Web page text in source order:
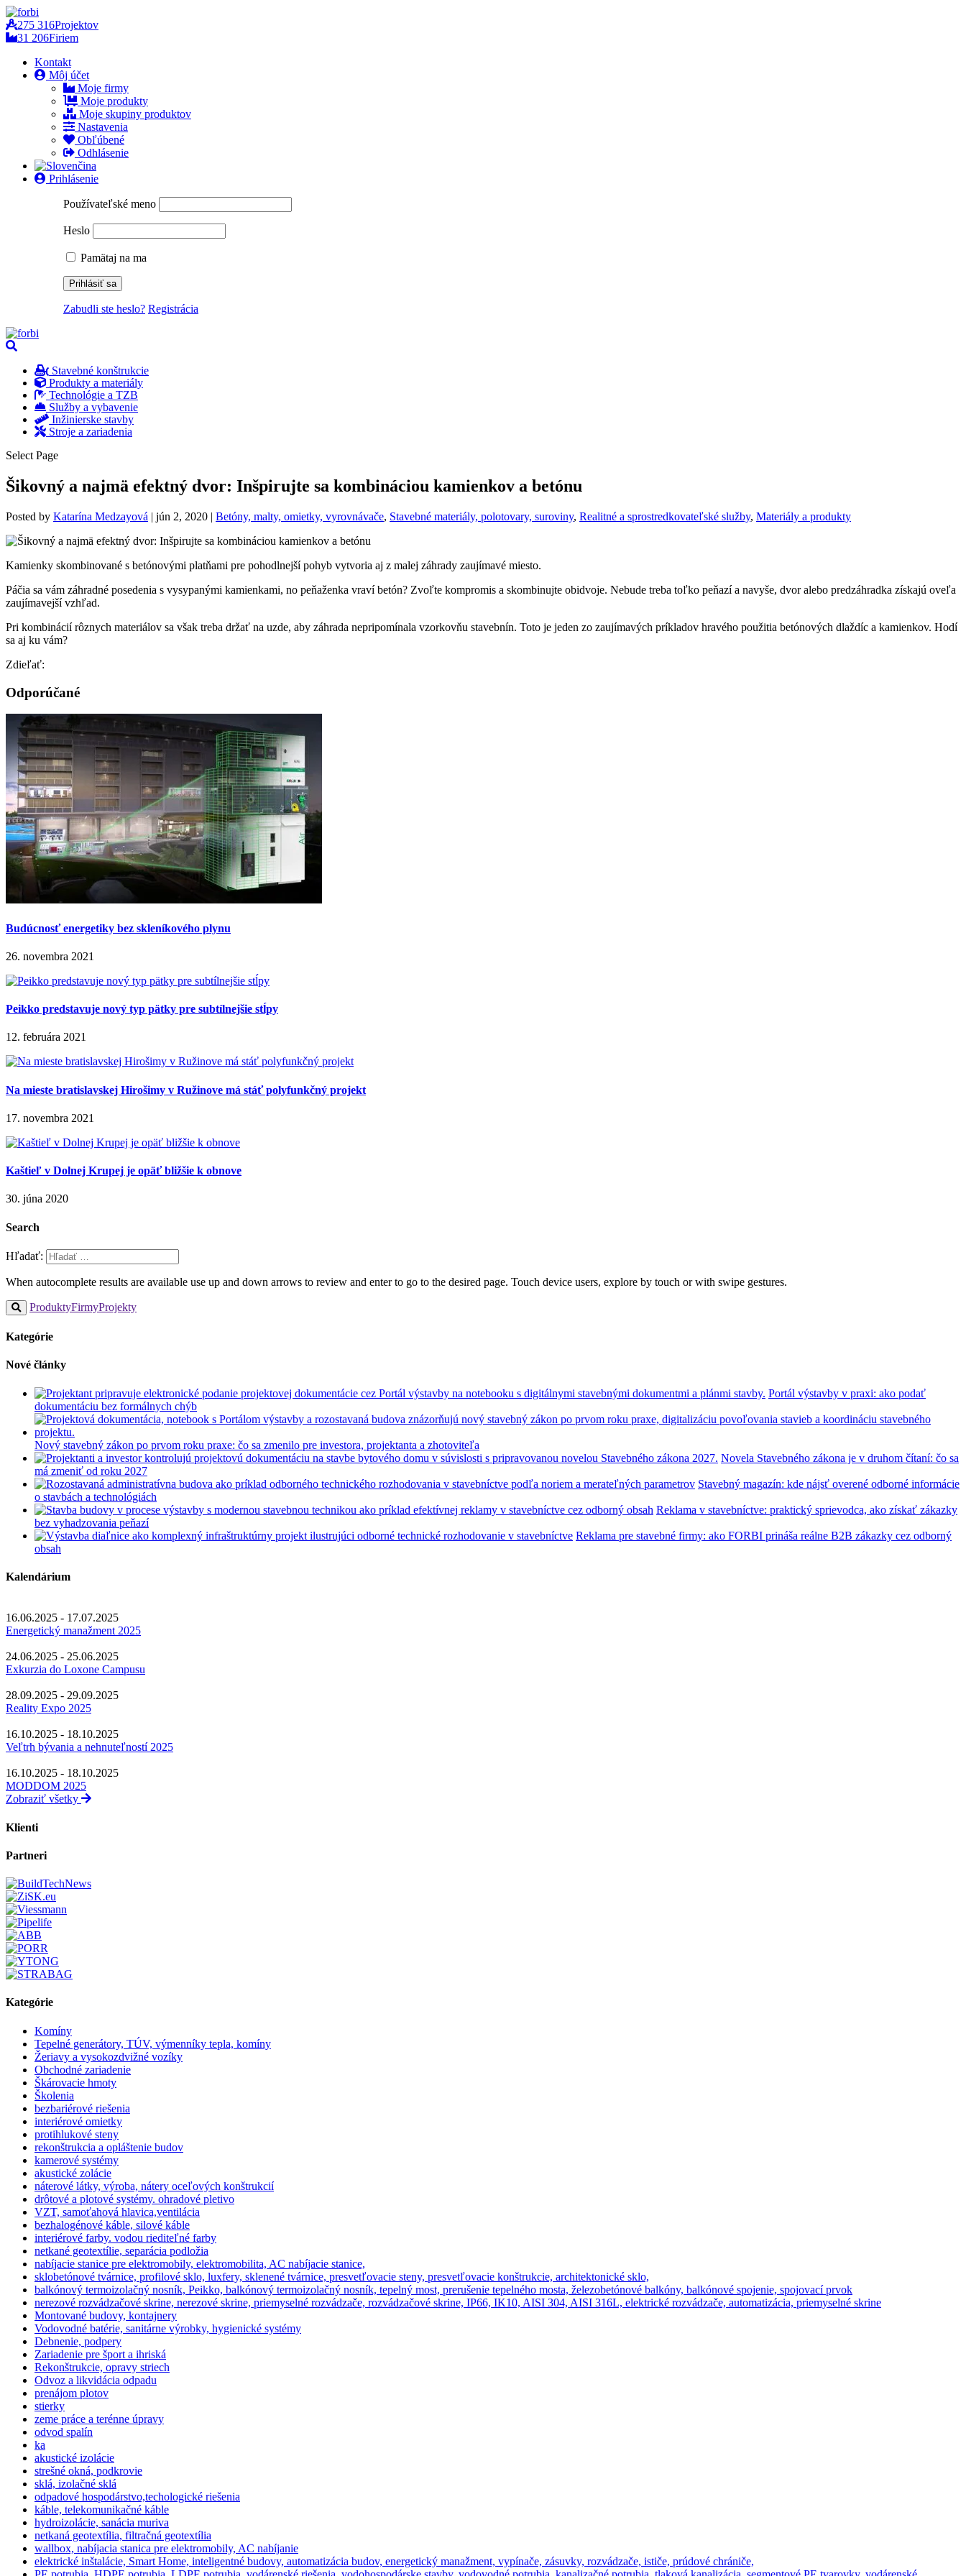
275 316Projektov
31 206Firiem
Kontakt
Môj účet
Moje firmy
Moje produkty
Moje skupiny produktov
Nastavenia
Obľúbené
Odhlásenie
Prihlásenie
Používateľské meno
Heslo
Pamätaj na ma
Zabudli ste heslo? Registrácia
Stavebné konštrukcie
Produkty a materiály
Technológie a TZB
Služby a vybavenie
Inžinierske stavby
Stroje a zariadenia
Select Page
Šikovný a najmä efektný dvor: Inšpirujte sa kombináciou kamienkov a betónu
Posted by Katarína Medzayová | jún 2, 2020 | Betóny, malty, omietky, vyrovnávače, Stavebné materiály, polotovary, suroviny, Realitné a sprostredkovateľské služby, Materiály a produkty
Kamienky skombinované s betónovými platňami pre pohodlnejší pohyb vytvoria aj z malej záhrady zaujímavé miesto.
Páčia sa vám záhradné posedenia s vysypanými kamienkami, no peňaženka vraví betón? Zvoľte kompromis a skombinujte obidvoje. Nebude treba toľko peňazí a navyše, dvor alebo predzáhradka získajú oveľa
zaujímavejší vzhľad.
Pri kombinácií rôznych materiálov sa však treba držať na uzde, aby záhrada nepripomínala vzorkovňu stavebnín. Toto je jeden zo zaujímavých príkladov hravého použitia betónových dlaždíc a kamienkov. Hodí
sa aj ku vám?
Zdieľať:
Odporúčané
Budúcnosť energetiky bez skleníkového plynu
26. novembra 2021
Peikko predstavuje nový typ pätky pre subtílnejšie stĺpy
12. februára 2021
Na mieste bratislavskej Hirošimy v Ružinove má stáť polyfunkčný projekt
17. novembra 2021
Kaštieľ v Dolnej Krupej je opäť bližšie k obnove
30. júna 2020
Search
Hľadať:
When autocomplete results are available use up and down arrows to review and enter to go to the desired page. Touch device users, explore by touch or with swipe gestures.
ProduktyFirmyProjekty
Kategórie
Nové články
Portál výstavby v praxi: ako podať
dokumentáciu bez formálnych chýb
Nový stavebný zákon po prvom roku praxe: čo sa zmenilo pre investora, projektanta a zhotoviteľa
Novela Stavebného zákona je v druhom čítaní: čo sa
má zmeniť od roku 2027
Stavebný magazín: kde nájsť overené odborné informácie
o stavbách a technológiách
Reklama v stavebníctve: praktický sprievodca, ako získať zákazky
bez vyhadzovania peňazí
Reklama pre stavebné firmy: ako FORBI prináša reálne B2B zákazky cez odborný
obsah
Kalendárium
16.06.2025 - 17.07.2025
Energetický manažment 2025
24.06.2025 - 25.06.2025
Exkurzia do Loxone Campusu
28.09.2025 - 29.09.2025
Reality Expo 2025
16.10.2025 - 18.10.2025
Veľtrh bývania a nehnuteľností 2025
16.10.2025 - 18.10.2025
MODDOM 2025
Zobraziť všetky
Klienti
Partneri
Kategórie
Komíny
Tepelné generátory, TÚV, výmenníky tepla, komíny
Žeriavy a vysokozdvižné vozíky
Obchodné zariadenie
Škárovacie hmoty
Školenia
bezbariérové riešenia
interiérové omietky
protihlukové steny
rekonštrukcia a opláštenie budov
kamerové systémy
akustické zolácie
náterové látky, výroba, nátery oceľových konštrukcií
drôtové a plotové systémy. ohradové pletivo
VZT, samoťahová hlavica,ventilácia
bezhalogénové káble, silové káble
interiérové farby. vodou riediteľné farby
netkané geotextílie, separácia podložia
nabíjacie stanice pre elektromobily, elektromobilita, AC nabíjacie stanice,
sklobetónové tvárnice, profilové sklo, luxfery, sklenené tvárnice, presvetľovacie steny, presvetľovacie konštrukcie, architektonické sklo,
balkónový termoizolačný nosník, Peikko, balkónový termoizolačný nosník, tepelný most, prerušenie tepelného mosta, železobetónové balkóny, balkónové spojenie, spojovací prvok
nerezové rozvádzačové skrine, nerezové skrine, priemyselné rozvádzače, rozvádzačové skrine, IP66, IK10, AISI 304, AISI 316L, elektrické rozvádzače, automatizácia, priemyselné skrine
Montované budovy, kontajnery
Vodovodné batérie, sanitárne výrobky, hygienické systémy
Debnenie, podpery
Zariadenie pre šport a ihriská
Rekonštrukcie, opravy striech
Odvoz a likvidácia odpadu
prenájom plotov
stierky
zeme práce a terénne úpravy
odvod spalín
ka
akustické izolácie
strešné okná, podkrovie
sklá, izolačné sklá
odpadové hospodárstvo,techologické riešenia
káble, telekomunikačné káble
hydroizolácie, sanácia muriva
netkaná geotextília, filtračná geotextília
wallbox, nabíjacia stanica pre elektromobily, AC nabíjanie
elektrické inštalácie, Smart Home, inteligentné budovy, automatizácia budov, energetický manažment, vypínače, zásuvky, rozvádzače, ističe, prúdové chrániče,